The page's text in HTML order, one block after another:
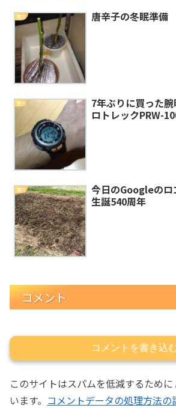
園芸 唐辛子の冬眠準備
園芸
7年ぶりに買った
ロトレックPRW-
園芸
今日のGoogleのロ
生誕540周年
コメント
コメントを書き込
このサイトはスパムを低減するため
います。 コメントデータの処理方法